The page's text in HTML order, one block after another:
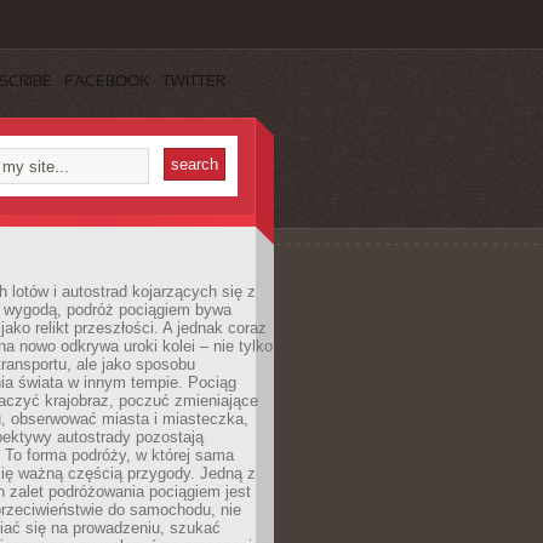
FACEBOOK TWITTER
lotów i autostrad kojarzących się z
podróż pociągiem bywa
relikt przeszłości. A jednak coraz
nowo odkrywa uroki kolei – nie tylko
ale jako sposobu
świata w innym tempie. Pociąg
krajobraz, poczuć zmieniające
obserwować miasta i miasteczka,
autostrady pozostają
To forma podróży, w której sama
ważną częścią przygody. Jedną z
zalet podróżowania pociągiem jest
do samochodu, nie
się na prowadzeniu, szukać